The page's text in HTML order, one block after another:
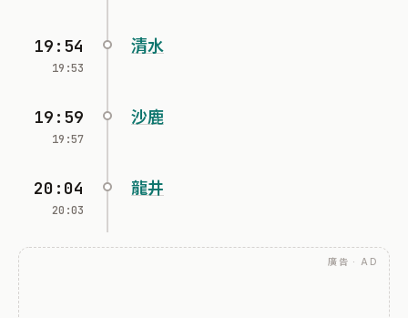
19:54
19:53
清水
19:59
19:57
沙鹿
20:04
20:03
龍井
廣告 · AD